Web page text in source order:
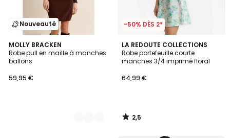
Nouveauté
MOLLY BRACKEN
Robe pull en maille à manches
ballons
59,95 €
2
Couleurs
-50% DÈS 2*
LA REDOUTE COLLECTIONS
Robe portefeuille courte
manches 3/4 imprimé floral
64,99 €
2,5
/ 5
2,5
/